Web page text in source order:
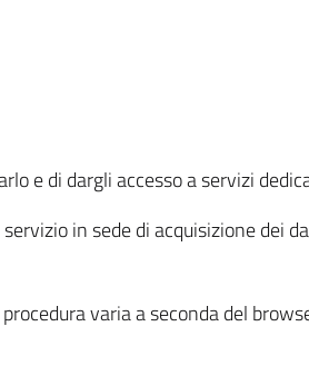
e di dargli accesso a servizi
in sede di acquisizione dei
varia a seconda del